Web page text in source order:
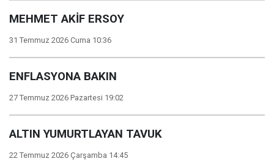
MEHMET AKİF ERSOY
31 Temmuz 2026 Cuma 10:36
ENFLASYONA BAKIN
27 Temmuz 2026 Pazartesi 19:02
ALTIN YUMURTLAYAN TAVUK
22 Temmuz 2026 Çarşamba 14:45